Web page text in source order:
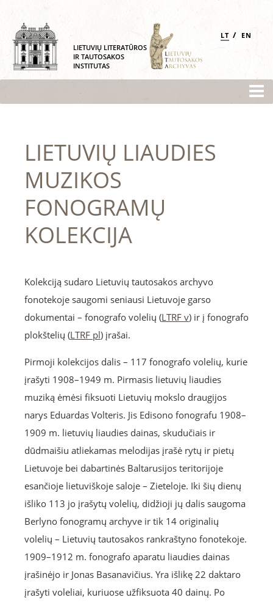
LIETUVIŲ LITERATŪROS
IR TAUTOSAKOS
INSTITUTAS
LT / EN
LIETUVIŲ LIAUDIES
MUZIKOS
FONOGRAMŲ
KOLEKCIJA
Kolekciją sudaro Lietuvių tautosakos archyvo
fonotekoje saugomi seniausi Lietuvoje garso
dokumentai – fonografo volelių (LTRF v) ir į fonografo
plokštelių (LTRF pl) įrašai.
Pirmoji kolekcijos dalis – 117 fonografo volelių, kurie
įrašyti 1908–1949 m. Pirmasis lietuvių liaudies
muziką ėmėsi fiksuoti Lietuvių mokslo draugijos
narys Eduardas Volteris. Jis Edisono fonografu 1908–
1909 m. lietuvių liaudies dainas, skudučiais ir
dūdmaišiu atliekamas melodijas įrašė rytų ir pietų
Lietuvoje bei dabartinės Baltarusijos teritorijoje
esančioje lietuviškoje saloje – Zieteloje. Iki šių dienų
išliko 113 jo įrašytų volelių, didžioji jų dalis saugoma
Berlyno fonogramų archyve ir tik 14 originalių
volelių – Lietuvių tautosakos rankraštyno fonotekoje.
1909–1912 m. fonografo aparatu liaudies dainas
įrašinėjo ir Jonas Basanavičius. Yra išlikę 22 daktaro
įrašyti voleliai, kuriuose užfiksuota 40 dainų. Po